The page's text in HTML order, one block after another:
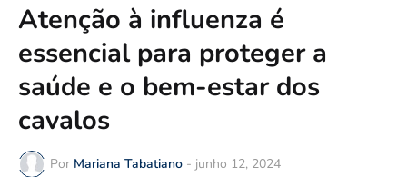
Atenção à influenza é
essencial para proteger a
saúde e o bem-estar dos
cavalos
Por Mariana Tabatiano - junho 12, 2024